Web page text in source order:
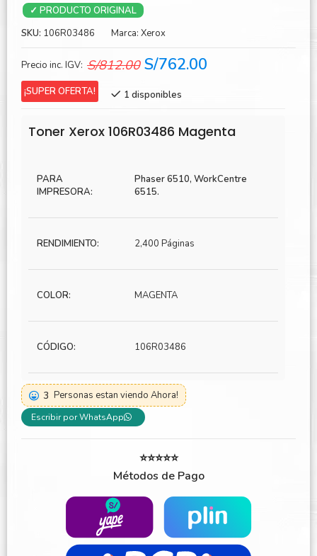
✓ PRODUCTO ORIGINAL
SKU: 106R03486 Marca: Xerox
Precio inc. IGV: S/812.00 El
original
S/812.00.
S/762.00
S/762.00.
¡SUPER OFERTA! 1 disponibles
Toner Xerox 106R03486 Magenta
PARA
IMPRESORA:
Phaser 6510, WorkCentre
6515.
RENDIMIENTO: 2,400 Páginas
COLOR: MAGENTA
CÓDIGO: 106R03486
3 Personas estan viendo Ahora!
Escribir por WhatsApp
⭐⭐⭐⭐⭐
Métodos de Pago